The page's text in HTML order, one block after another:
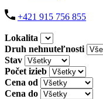
+421 915 756 855
Lokalita
Druh nehnuteľnosti
Stav
Počet izieb
Cena od
Cena do